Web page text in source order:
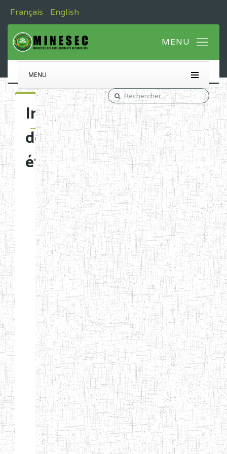
Français English
MENU
Immatriculation
des
établissements
Etablissements
d'enseignement
normal
ENI
Chercher:
Effacer les filtres
Denomination
Type